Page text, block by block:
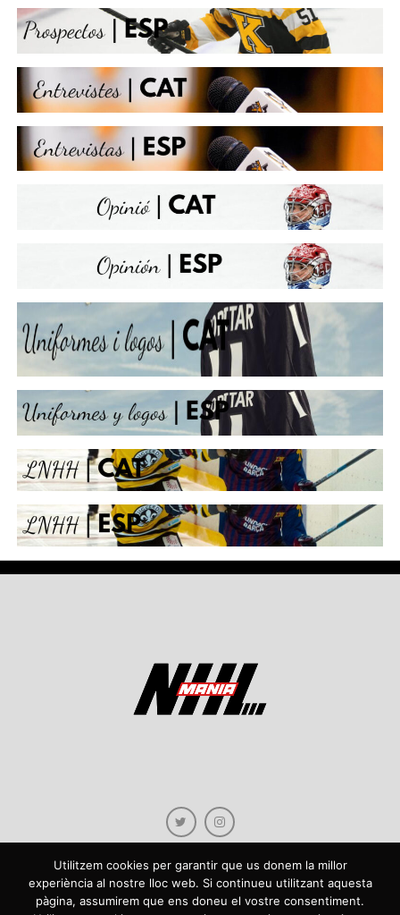
Utilitzem cookies per garantir que us donem la millor
experiència al nostre lloc web. Si continueu utilitzant aquesta
pàgina, assumirem que ens doneu el vostre consentiment.